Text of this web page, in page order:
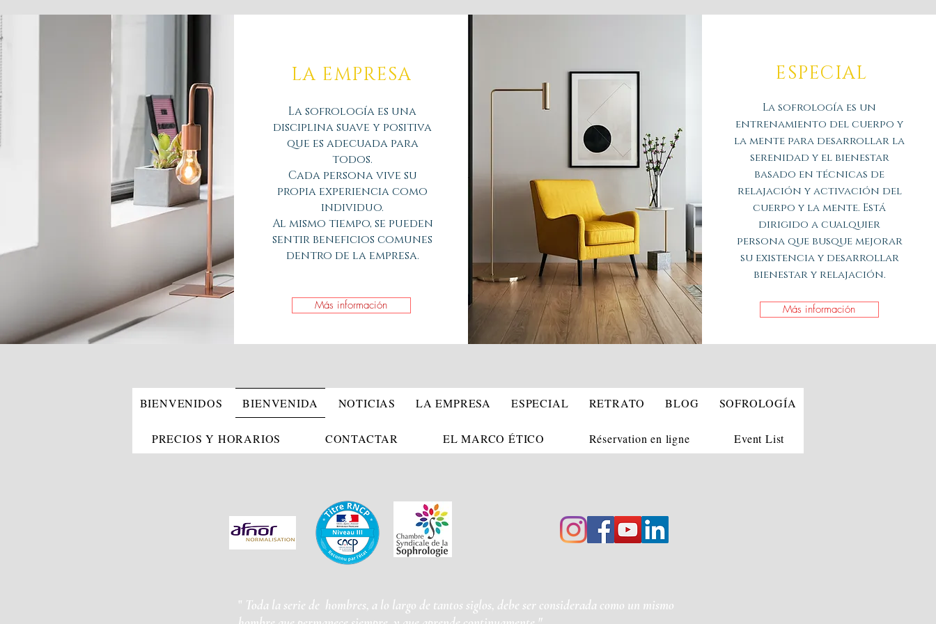
LA EMPRESA
La sofrología es una
disciplina suave y positiva
que es adecuada para
todos.
Cada persona vive su
propia experiencia como
individuo.
Al mismo tiempo, se pueden
sentir beneficios comunes
dentro de la empresa.
Más información
ESPECIAL
La sofrología es un
entrenamiento del cuerpo y
la mente para desarrollar la
serenidad y el bienestar
basado en técnicas de
relajación y activación del
cuerpo y la mente. Está
dirigido a cualquier
persona que busque mejorar
su existencia y desarrollar
bienestar y relajación.
Más información
BIENVENIDOS BIENVENIDA NOTICIAS LA EMPRESA ESPECIAL RETRATO BLOG SOFROLOGÍA
PRECIOS Y HORARIOS CONTACTAR EL MARCO ÉTICO Réservation en ligne Event List
" Toda la serie de hombres, a lo largo de tantos siglos, debe ser considerada como un mismo